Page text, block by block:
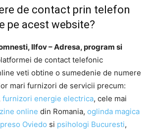
de contact prin telefon
pe acest website?
Ilfov – Adresa, program si
de contact telefonic
veti obtine o sumedenie de numere
mari furnizori de servicii precum:
furnizori energie electrica, cele mai
online din Romania, oglinda magica
Oviedo si psihologi Bucuresti,